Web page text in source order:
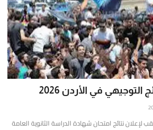
في الأردن 2026
لإعلان نتائج امتحان شهادة الدراسة الثانوية العامة